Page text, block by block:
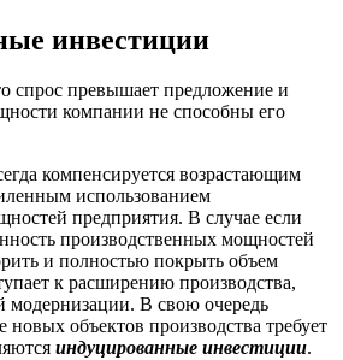
инвестиции
спрос превышает предложение и
компании не способны его
компенсируется возрастающим
использованием
предприятия. В случае если
производственных мощностей
и полностью покрыть объем
к расширению производства,
модернизации. В свою очередь
новых объектов производства требует
индуцированные инвестиции.